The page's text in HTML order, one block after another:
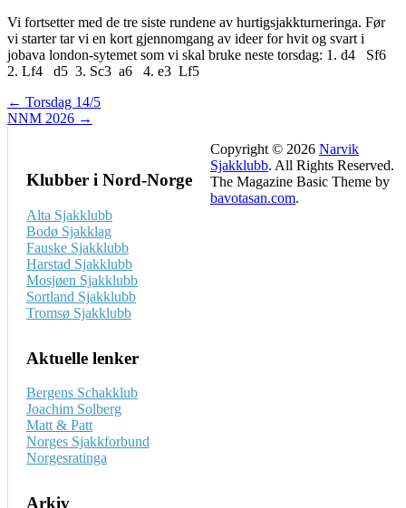
Vi fortsetter med de tre siste rundene av hurtigsjakkturneringa. Før
vi starter tar vi en kort gjennomgang av ideer for hvit og svart i
jobava london-sytemet som vi skal bruke neste torsdag: 1. d4 Sf6
2. Lf4 d5 3. Sc3 a6 4. e3 Lf5
Post
navigation
← Torsdag 14/5
NNM 2026 →
Klubber i Nord-Norge
Alta Sjakklubb
Bodø Sjakklag
Fauske Sjakklubb
Harstad Sjakklubb
Mosjøen Sjakklubb
Sortland Sjakklubb
Tromsø Sjakklubb
Aktuelle lenker
Bergens Schakklub
Joachim Solberg
Matt & Patt
Norges Sjakkforbund
Norgesratinga
Arkiv
Copyright © 2026 Narvik
Sjakklubb. All Rights Reserved.
The Magazine Basic Theme by
bavotasan.com.